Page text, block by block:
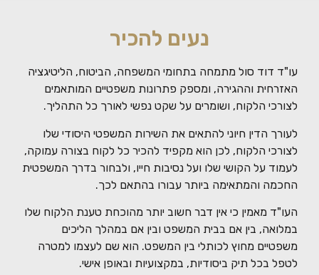
נעים להכיר
עו"ד דוד סול מתמחה בתחומי המשפחה, הביטוח, הליטיגציה
האזרחית וההגירה, ומספק פתרונות משפטיים המותאמים
לצורכי הלקוח, ושומרים על שקט נפשי לאורך כל התהליך.
לעורך הדין חיוני להתאים את השירות המשפטי היסודי שלו
לצורכי הלקוח, לכן הוא מקפיד להכיר כל לקוח בצורה עמוקה,
לעמוד על הקושי שלו ועל נסיבות חייו, ולבחור בדרך המשפטית
החכמה והמתאימה ביותר עבורו בהתאם לכך.
העו"ד מאמין כי אין דבר חשוב יותר מהוכחת טענת הלקוח שלו
במלואה, בין אם בבית המשפט ובין אם במהלך הליכים
משפטיים מחוץ לכותלי בין המשפט. הוא שם לעצמו למטרה
לטפל בכל תיק ביסודיות, במקצועיות ובאופן אישי.